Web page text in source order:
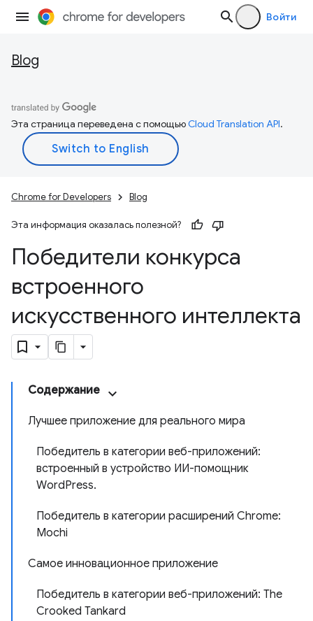
Войти
Blog
Эта страница переведена с помощьюCloud Translation API.
Chrome for Developers Blog
Эта информация оказалась полезной?
Победители конкурса
встроенного
искусственного интеллекта
Содержание
Лучшее приложение для реального мира
Победитель в категории веб-приложений:
встроенный в устройство ИИ-помощник
WordPress.
Победитель в категории расширений Chrome:
Mochi
Самое инновационное приложение
Победитель в категории веб-приложений: The
Crooked Tankard